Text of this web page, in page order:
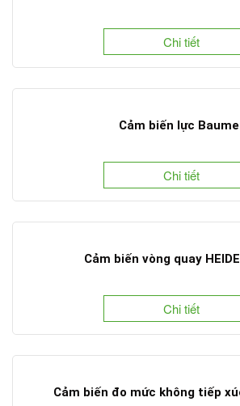
Chi tiết
Cảm biến lực
Chi tiết
Cảm biến vòng quay
Chi tiết
Cảm biến đo mức không tiếp